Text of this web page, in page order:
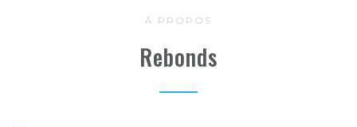
À PROPOS
Rebonds